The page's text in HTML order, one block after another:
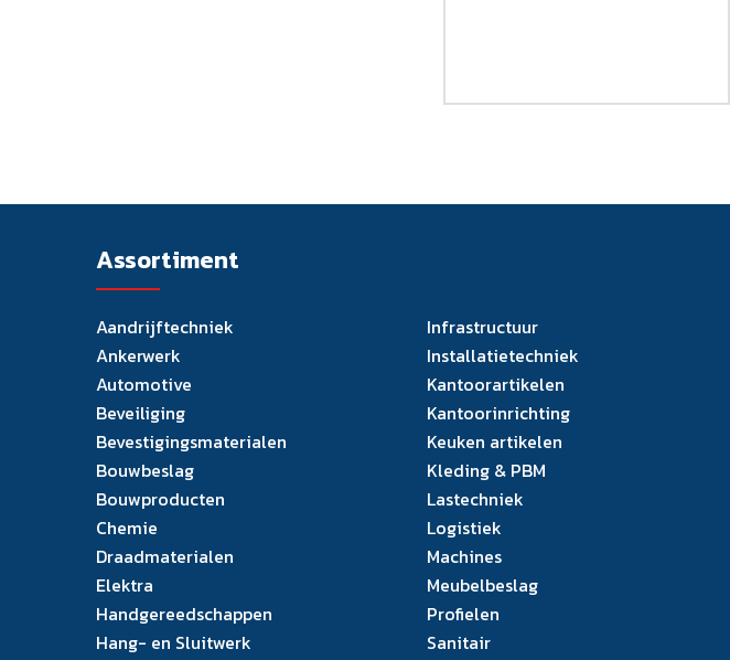
Assortiment
Aandrijftechniek
Ankerwerk
Automotive
Beveiliging
Bevestigingsmaterialen
Bouwbeslag
Bouwproducten
Chemie
Draadmaterialen
Elektra
Handgereedschappen
Hang- en Sluitwerk
Infrastructuur
Installatietechniek
Kantoorartikelen
Kantoorinrichting
Keuken artikelen
Kleding & PBM
Lastechniek
Logistiek
Machines
Meubelbeslag
Profielen
Sanitair